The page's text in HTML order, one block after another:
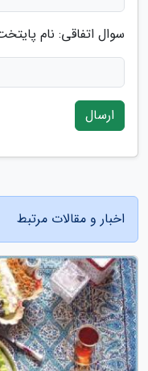
سوال اتفاقی: نام
ارسال
اخبار و مقالات مرتبط